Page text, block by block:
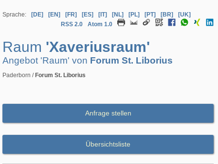
Sprache: [DE] [EN] [FR] [ES] [IT] [NL] [PL] [PT] [BR]
[UK]
RSS 2.0
Atom 1.0
Raum 'Xaveriusraum'
Angebot 'Raum' von Forum St. Liborius
Paderborn / Forum St. Liborius
Anfrage stellen
Übersichtsliste